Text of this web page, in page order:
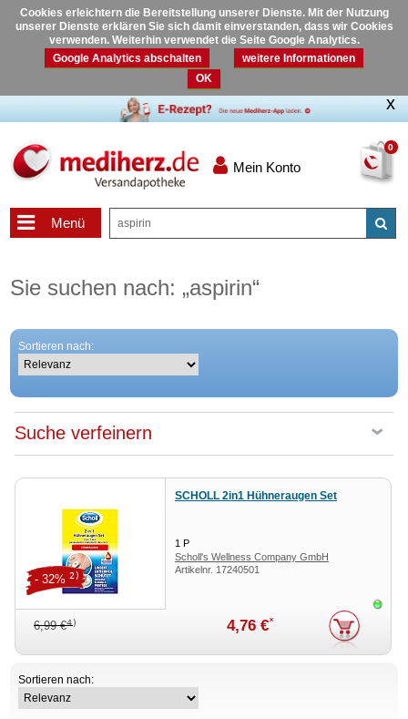
Cookies erleichtern die Bereitstellung unserer Dienste. Mit der Nutzung
unserer Dienste erklären Sie sich damit einverstanden, dass wir Cookies
verwenden. Weiterhin verwendet die Seite Google Analytics.
Google Analytics abschalten
weitere Informationen
OK
0
Mein Konto
Menü
Sie suchen nach: „aspirin“
Sortieren nach:
Suche verfeinern
SCHOLL 2in1 Hühneraugen Set
1 P
Scholl's Wellness Company GmbH
Artikelnr. 17240501
6,99 €4) 4,76 €*
- 32%2)
Sortieren nach: